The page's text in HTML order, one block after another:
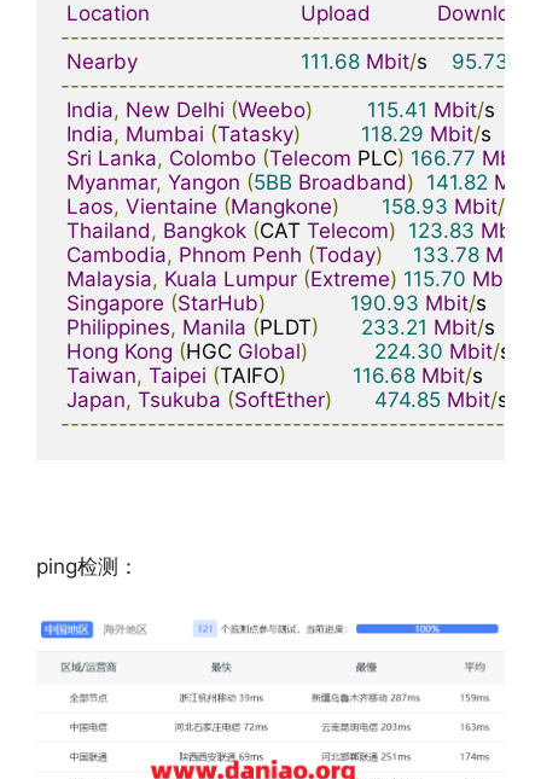
Location
Upload
Download
Nearby
111.68 Mbit/s 95.73
India, New Delhi (Weebo) 115.41 Mbit/s
India, Mumbai (Tatasky) 118.29 Mbit/s
Sri Lanka, Colombo (Telecom PLC) 166.77 Mbit
Myanmar, Yangon (5BB Broadband) 141.82 Mbit
Laos, Vientaine (Mangkone) 158.93 Mbit/
Thailand, Bangkok (CAT Telecom) 123.83 Mbit
Cambodia, Phnom Penh (Today) 133.78 Mbit
Malaysia, Kuala Lumpur (Extreme) 115.70 Mbit
Singapore (StarHub) 190.93 Mbit/s
Philippines, Manila (PLDT) 233.21 Mbit/s
Hong Kong (HGC Global) 224.30 Mbit/s
Taiwan, Taipei (TAIFO) 116.68 Mbit/s
Japan, Tsukuba (SoftEther) 474.85 Mbit/s
ping检测：